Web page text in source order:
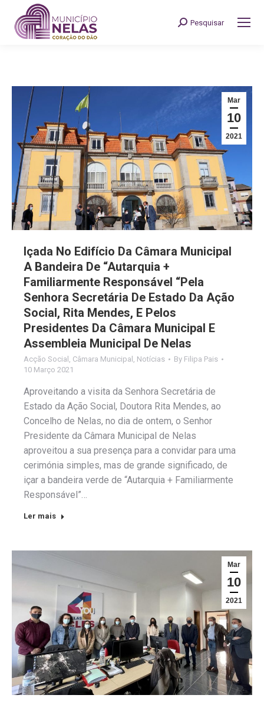
Search:
Pesquisar
Mar
10
2021
Içada No Edifício Da Câmara Municipal
A Bandeira De “Autarquia +
Familiarmente Responsável “Pela
Senhora Secretária De Estado Da Ação
Social, Rita Mendes, E Pelos
Presidentes Da Câmara Municipal E
Assembleia Municipal De Nelas
Acção Social , Câmara Municipal , Notícias By Filipa Pais
10 Março 2021
Aproveitando a visita da Senhora Secretária de
Estado da Ação Social, Doutora Rita Mendes, ao
Concelho de Nelas, no dia de ontem, o Senhor
Presidente da Câmara Municipal de Nelas
aproveitou a sua presença para a convidar para uma
cerimónia simples, mas de grande significado, de
içar a bandeira verde de “Autarquia + Familiarmente
Responsável”…
Ler mais
Mar
10
2021